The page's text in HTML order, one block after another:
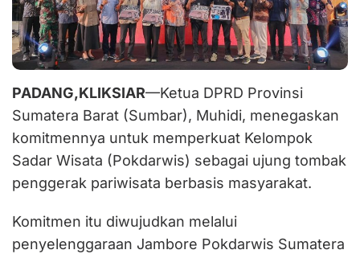
PADANG,KLIKSIAR—Ketua DPRD Provinsi
Sumatera Barat (Sumbar), Muhidi, menegaskan
komitmennya untuk memperkuat Kelompok
Sadar Wisata (Pokdarwis) sebagai ujung tombak
penggerak pariwisata berbasis masyarakat.
Komitmen itu diwujudkan melalui
penyelenggaraan Jambore Pokdarwis Sumatera